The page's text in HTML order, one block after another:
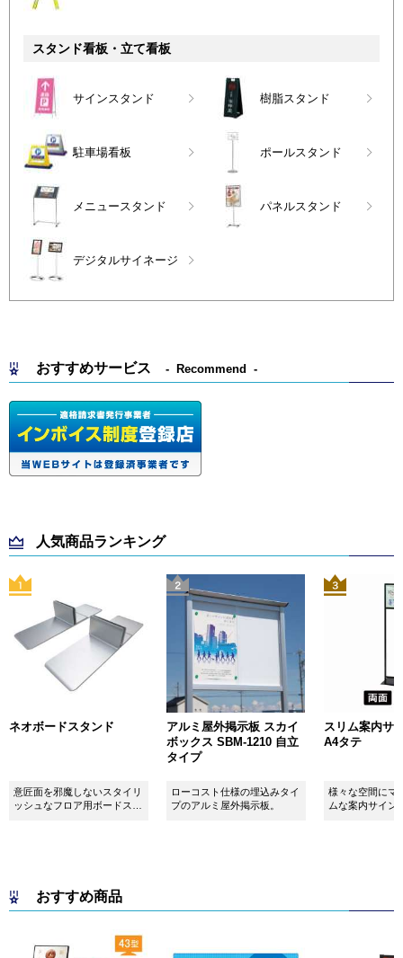
スタンド看板・立て看板
サインスタンド 樹脂スタンド
駐車場看板 ポールスタンド
メニュースタンド パネルスタンド
デジタルサイネージ
おすすめサービス Recommend
人気商品ランキング
ネオボードスタンド
意匠面を邪魔しないスタイリ
ッシュなフロア用ボードスタ
アルミ屋外掲示板 スカイ
ボックス SBM-1210 自立
タイプ
ローコスト仕様の埋込みタイ
プのアルミ屋外掲示板。
スリム案内サ
A4タテ
様々な空間にマ
ムな案内サイン
おすすめ商品